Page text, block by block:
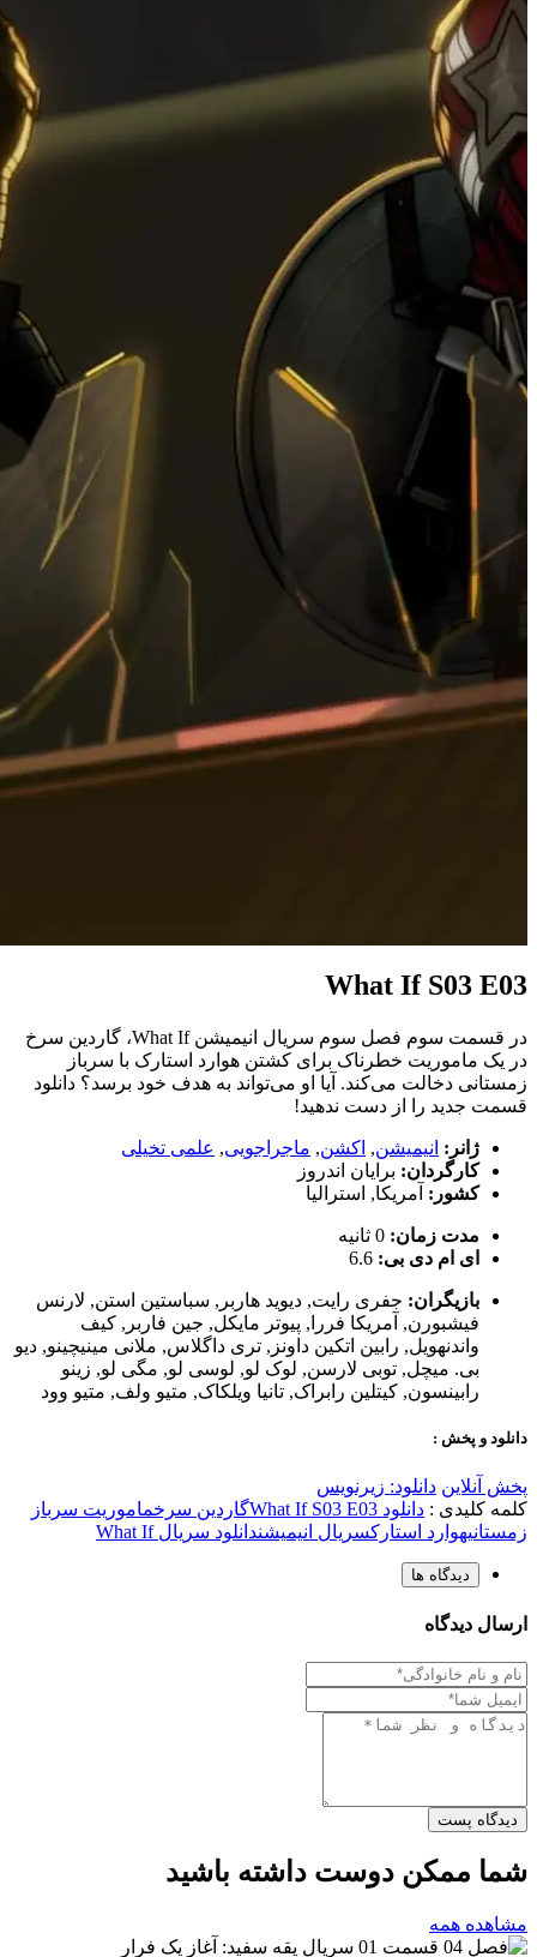
What If S03 E03
در قسمت سوم فصل سوم سریال انیمیشن What If، گاردین سرخ
در یک ماموریت خطرناک برای کشتن هوارد استارک با سرباز
زمستانی دخالت می‌کند. آیا او می‌تواند به هدف خود برسد؟ دانلود
قسمت جدید را از دست ندهید!
ژانر: انیمیشن, اکشن, ماجراجویی, علمی تخیلی
کارگردان: برایان اندروز
کشور: آمریکا, استرالیا
مدت زمان: 0 ثانیه
ای ام دی بی: 6.6
بازیگران: جفری رایت, دیوید هاربر , سباستین استن, لارنس
فیشبورن, آمریکا فررا , پیوتر مایکل, جین فاربر , کیف
واندنهویل, رابین اتکین داونز , تری داگلاس, ملانی مینیچینو, دیو
بی. میچل, توبی لارسن, لوک لو, لوسی لو, مگی لو, زینو
رابینسون, کیتلین رابراک, تانیا ویلکاک, متیو ولف, متیو وود
دانلود و پخش :
پخش آنلاین دانلود: زیرنویس
کلمه کلیدی : دانلود What If S03 E03 گاردین سرخماموریت سرباز
زمستانیهوارد استارکسریال انیمیشندانلود سریال What If
دیدگاه ها
ارسال دیدگاه
دیدگاه پست
شما ممکن دوست داشته باشید
مشاهده همه